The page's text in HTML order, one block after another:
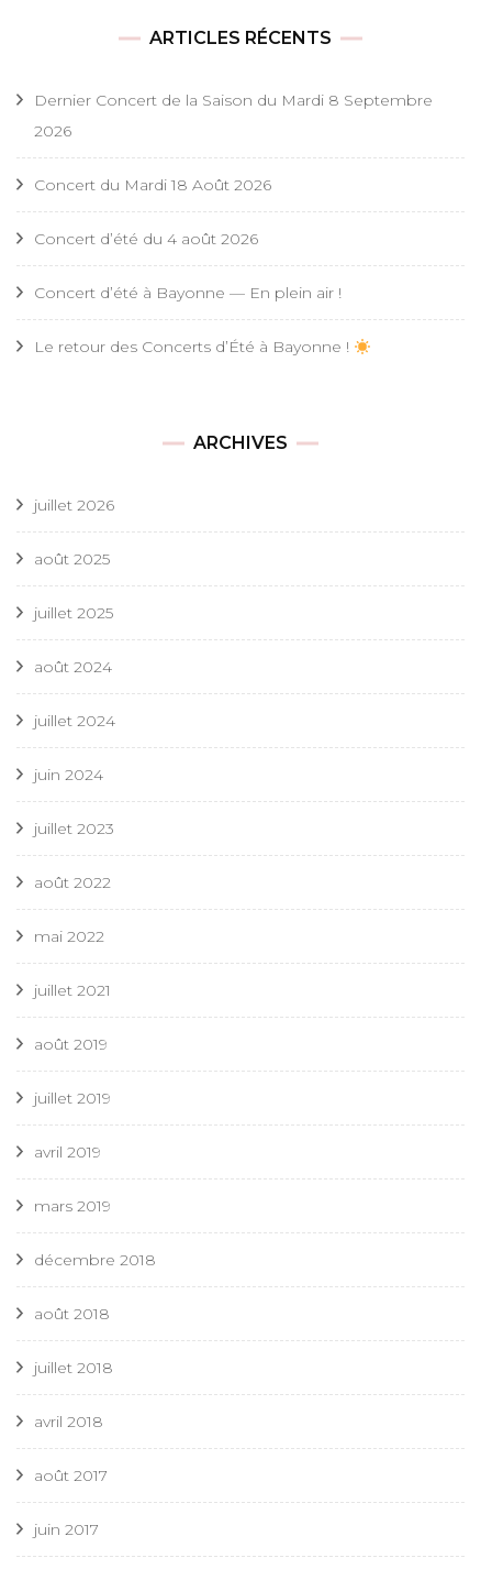
ARTICLES RÉCENTS
Dernier Concert de la Saison du Mardi 8 Septembre
2026
Concert du Mardi 18 Août 2026
Concert d’été du 4 août 2026
Concert d’été à Bayonne — En plein air !
Le retour des Concerts d’Été à Bayonne !
ARCHIVES
juillet 2026
août 2025
juillet 2025
août 2024
juillet 2024
juin 2024
juillet 2023
août 2022
mai 2022
juillet 2021
août 2019
juillet 2019
avril 2019
mars 2019
décembre 2018
août 2018
juillet 2018
avril 2018
août 2017
juin 2017